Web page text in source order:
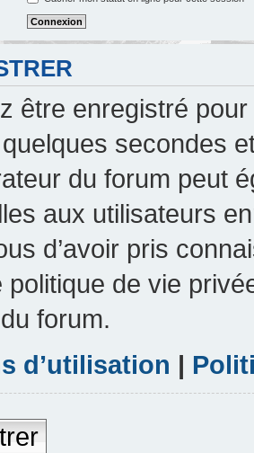
être enregistré
secondes
du forum peut
aux utilisateurs
d’avoir pris
politique de vie
forum.
d’utilisation |